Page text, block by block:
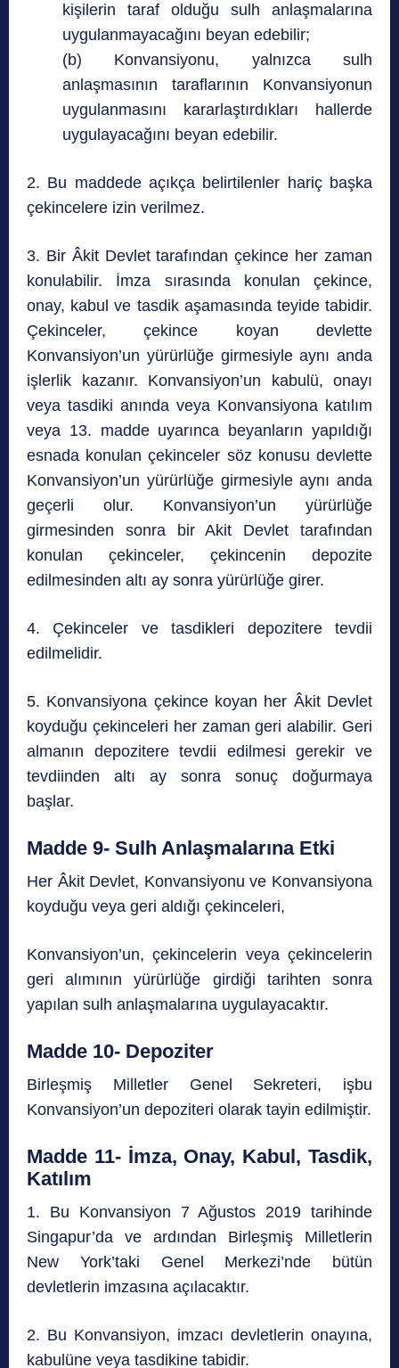
kişilerin taraf olduğu sulh anlaşmalarına
uygulanmayacağını beyan edebilir;
(b) Konvansiyonu, yalnızca sulh
anlaşmasının taraflarının Konvansiyonun
uygulanmasını kararlaştırdıkları hallerde
uygulayacağını beyan edebilir.
2. Bu maddede açıkça belirtilenler hariç başka
çekincelere izin verilmez.
3. Bir Âkit Devlet tarafından çekince her zaman
konulabilir. İmza sırasında konulan çekince,
onay, kabul ve tasdik aşamasında teyide tabidir.
Çekinceler, çekince koyan devlette
Konvansiyon’un yürürlüğe girmesiyle aynı anda
işlerlik kazanır. Konvansiyon’un kabulü, onayı
veya tasdiki anında veya Konvansiyona katılım
veya 13. madde uyarınca beyanların yapıldığı
esnada konulan çekinceler söz konusu devlette
Konvansiyon’un yürürlüğe girmesiyle aynı anda
geçerli olur. Konvansiyon’un yürürlüğe
girmesinden sonra bir Akit Devlet tarafından
konulan çekinceler, çekincenin depozite
edilmesinden altı ay sonra yürürlüğe girer.
4. Çekinceler ve tasdikleri depozitere tevdii
edilmelidir.
5. Konvansiyona çekince koyan her Âkit Devlet
koyduğu çekinceleri her zaman geri alabilir. Geri
almanın depozitere tevdii edilmesi gerekir ve
tevdiinden altı ay sonra sonuç doğurmaya
başlar.
Madde 9- Sulh Anlaşmalarına Etki
Her Âkit Devlet, Konvansiyonu ve Konvansiyona
koyduğu veya geri aldığı çekinceleri,
Konvansiyon’un, çekincelerin veya çekincelerin
geri alımının yürürlüğe girdiği tarihten sonra
yapılan sulh anlaşmalarına uygulayacaktır.
Madde 10- Depoziter
Birleşmiş Milletler Genel Sekreteri, işbu
Konvansiyon’un depoziteri olarak tayin edilmiştir.
Madde 11- İmza, Onay, Kabul, Tasdik,
Katılım
1. Bu Konvansiyon 7 Ağustos 2019 tarihinde
Singapur’da ve ardından Birleşmiş Milletlerin
New York’taki Genel Merkezi’nde bütün
devletlerin imzasına açılacaktır.
2. Bu Konvansiyon, imzacı devletlerin onayına,
kabulüne veya tasdikine tabidir.